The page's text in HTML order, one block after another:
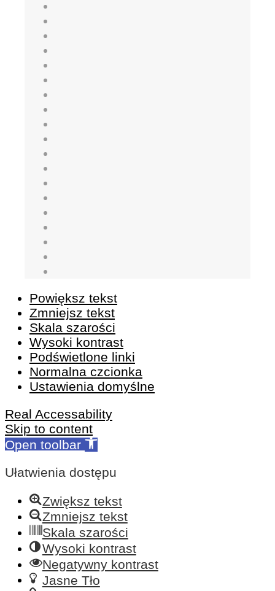
Powiększ tekst
Zmniejsz tekst
Skala szarości
Wysoki kontrast
Podświetlone linki
Normalna czcionka
Ustawienia domyślne
Real Accessability
Skip to content
Open toolbar
Ułatwienia dostępu
Zwiększ tekst
Zmniejsz tekst
Skala szarości
Wysoki kontrast
Negatywny kontrast
Jasne Tło